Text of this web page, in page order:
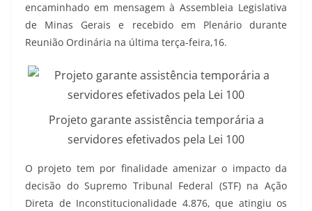
encaminhado em mensagem à Assembleia Legislativa
de Minas Gerais e recebido em Plenário durante
Reunião Ordinária na última terça-feira,16.
Projeto garante assistência temporária a
servidores efetivados pela Lei 100
O projeto tem por finalidade amenizar o impacto da
decisão do Supremo Tribunal Federal (STF) na Ação
Direta de Inconstitucionalidade 4.876, que atingiu os